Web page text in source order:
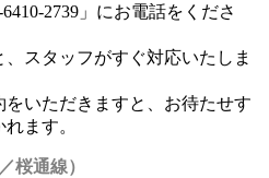
2739」にお電話をくださ
スタッフがすぐ対応いたしま
いただきますと、お待たせす
ます。
桜通線）